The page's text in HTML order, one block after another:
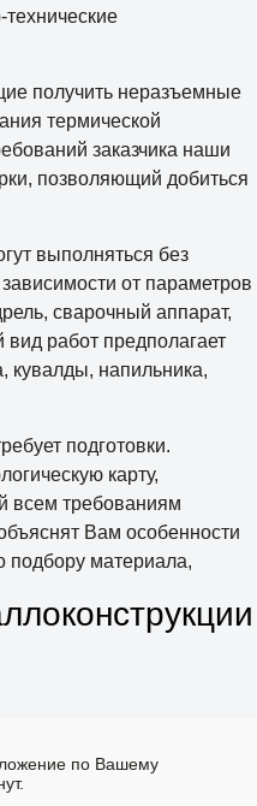
получить неразъемные
термической
заказчика наши
позволяющий добиться
выполняться без
от параметров
сварочный аппарат,
работ предполагает
кувалды, напильника,
подготовки.
карту,
всем требованиям
Вам особенности
подбору материала,
по Вашему